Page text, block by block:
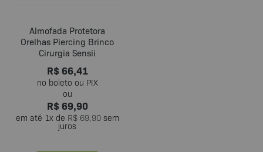
Almofada Protetora
Orelhas Piercing Brinco
Cirurgia Sensii
R$66,41
R$69,90
em até 1x de R$69,90sem
juros